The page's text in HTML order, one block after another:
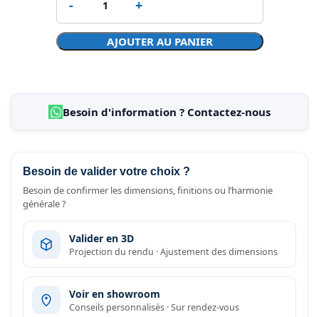
AJOUTER AU PANIER
Besoin d'information ? Contactez-nous
Besoin de valider votre choix ?
Besoin de confirmer les dimensions, finitions ou l’harmonie
générale ?
Valider en 3D
Projection du rendu · Ajustement des dimensions
Voir en showroom
Conseils personnalisés · Sur rendez-vous